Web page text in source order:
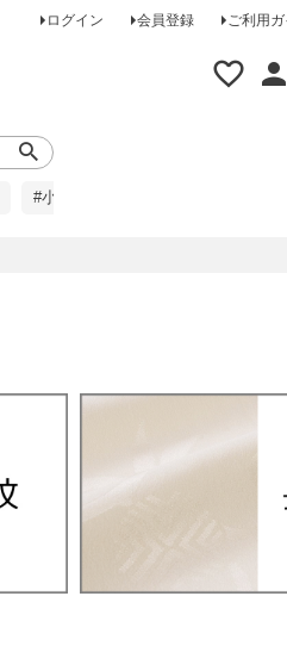
ログイン 会員登録 ご利用
#小柄な方に